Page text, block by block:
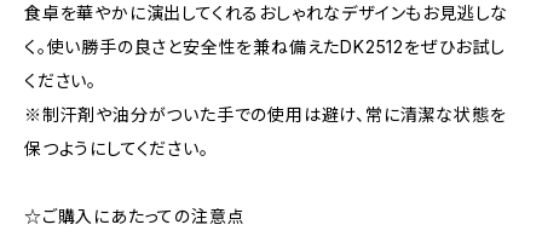
食卓を華やかに演出してくれるおしゃれなデザインもお見逃しな
く。使い勝手の良さと安全性を兼ね備えたDK2512をぜひお試し
ください。
※制汗剤や油分がついた手での使用は避け、常に清潔な状態を
保つようにしてください。
☆ご購入にあたっての注意点